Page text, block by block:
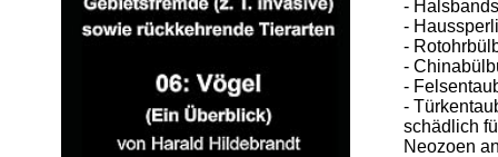
-
-
-
-
-
-
schädlich
Neozoen